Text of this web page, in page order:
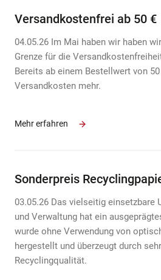
Versandkostenfrei ab 50 €
04.05.26 Im Mai haben wir haben
Grenze für die
Bereits ab einem Bestellwert von
Versandkosten mehr.
Mehr erfahren
Sonderpreis
03.05.26 Das vielseitig einsetzbare
und Verwaltung hat ein
wurde ohne Verwendung von
hergestellt und überzeugt durch
Recyclingqualität.